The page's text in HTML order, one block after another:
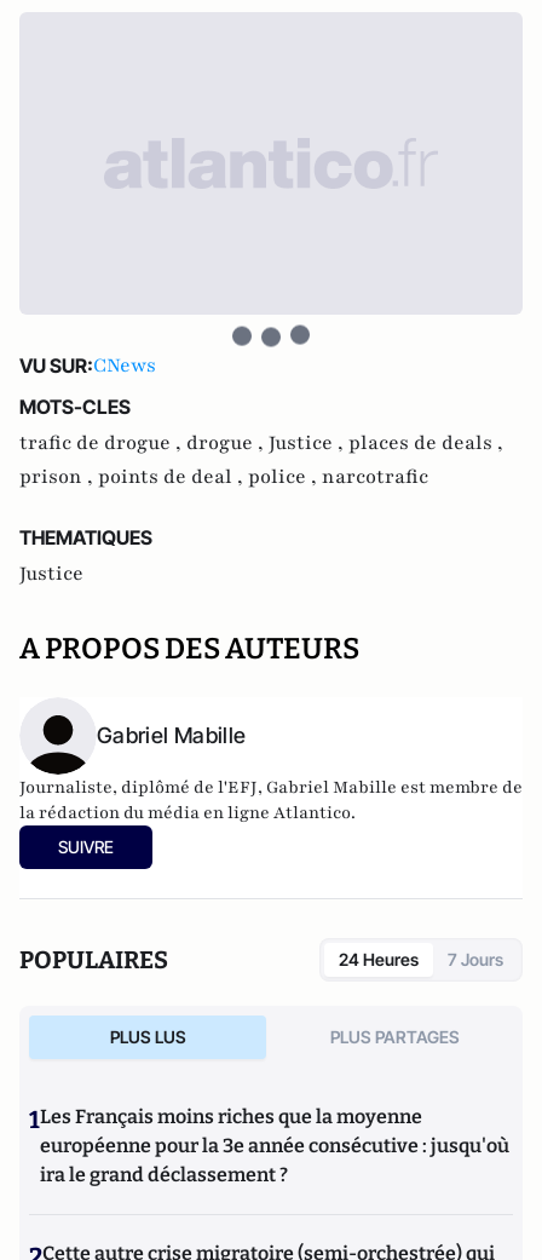
VU SUR:CNews
MOTS-CLES
trafic de drogue , drogue , Justice , places de deals ,
prison , points de deal , police , narcotrafic
THEMATIQUES
Justice
A PROPOS DES AUTEURS
Gabriel Mabille
Journaliste, diplômé de l'EFJ, Gabriel Mabille est membre de
la rédaction du média en ligne Atlantico.
SUIVRE
POPULAIRES 24 Heures 7 Jours
PLUS LUS PLUS PARTAGES
1Les Français moins riches que la moyenne
européenne pour la 3e année consécutive : jusqu'où
ira le grand déclassement ?
Cette autre crise migratoire (semi-orchestrée) qui